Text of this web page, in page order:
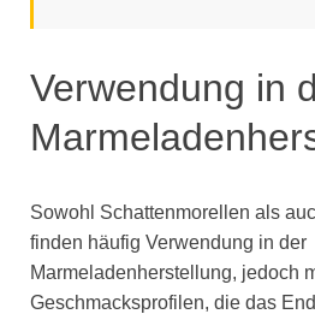
Verwendung in
Sowohl Schattenmorellen als
finden häufig Verwendung in der
Marmeladenherstellung, jedoch
Geschmacksprofilen, die das